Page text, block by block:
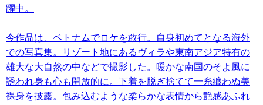
躍中。
今作品は、ベトナムでロケを敢行。自身初めてとなる海外
での写真集。リゾート地にあるヴィラや東南アジア特有の
雄大な大自然の中などで撮影した。暖かな南国のそよ風に
誘われ身も心も開放的に。下着を脱ぎ捨てて一糸纏わぬ美
裸身を披露。包み込むような柔らかな表情から艶感あふれ